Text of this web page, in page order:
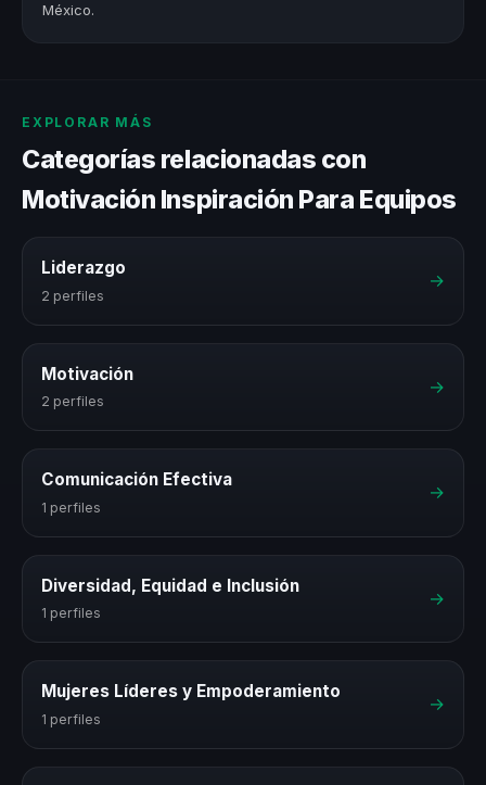
México.
EXPLORAR MÁS
Categorías relacionadas con
Motivación Inspiración Para Equipos
Liderazgo
2 perfiles
→
Motivación
2 perfiles
→
Comunicación Efectiva
1 perfiles
→
Diversidad, Equidad e Inclusión
1 perfiles
→
Mujeres Líderes y Empoderamiento
1 perfiles
→